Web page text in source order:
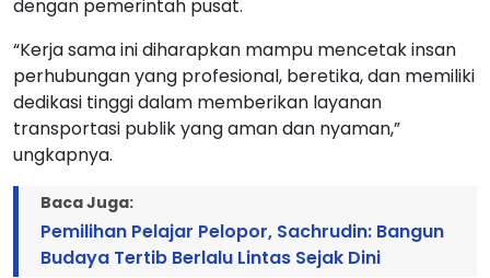
perhubungan yang profesional, beretika, dan memiliki
dedikasi tinggi dalam memberikan layanan
transportasi publik yang aman dan nyaman,”
ungkapnya.
Pemilihan Pelajar Pelopor, Sachrudin: Bangun
Budaya Tertib Berlalu Lintas Sejak Dini